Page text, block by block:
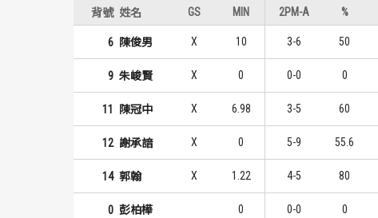
背號 姓名 GS MIN 2PM-A %
6 陳俊男 X 10 3-6 50
9 朱峻賢 X 0 0-0 0
11 陳冠中 X 6.98 3-5 60
12 謝承諳 X 0 5-9 55.6
14 郭翰 X 1.22 4-5 80
0 彭柏樺 0 0-0 0